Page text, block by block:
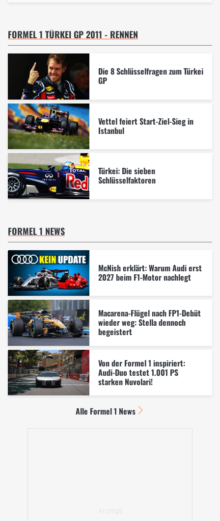
FORMEL 1 TÜRKEI GP 2011 - RENNEN
Die 8 Schlüsselfragen zum Türkei
GP
Vettel feiert Start-Ziel-Sieg in
Istanbul
Türkei: Die sieben
Schlüsselfaktoren
FORMEL 1 NEWS
McNish erklärt: Warum Audi erst
2027 beim F1-Motor nachlegt
Macarena-Flügel nach FP1-Debüt
wieder weg: Stella dennoch
begeistert
Von der Formel 1 inspiriert:
Audi-Duo testet 1.001 PS
starken Nuvolari!
Alle Formel 1 News